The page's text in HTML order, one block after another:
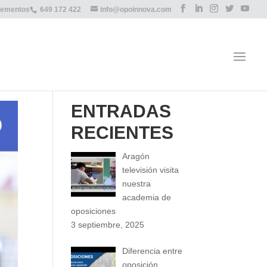
649 172 422 info@opoinnova.com
ENTRADAS
RECIENTES
Aragón
televisión visita
nuestra
academia de
oposiciones
3 septiembre, 2025
Diferencia entre
oposición,